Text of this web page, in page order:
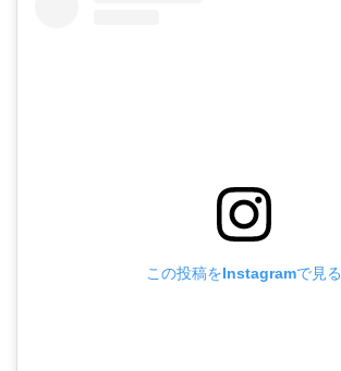
この投稿をInstagramで見る